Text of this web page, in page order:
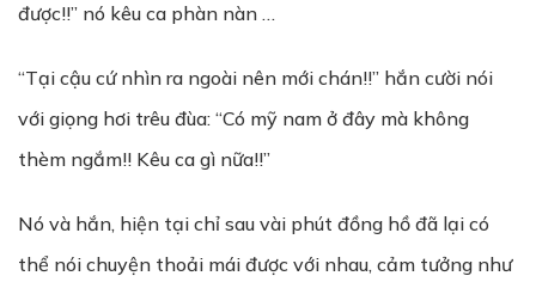
được!!” nó kêu ca phàn nàn …
“Tại cậu cứ nhìn ra ngoài nên mới chán!!” hắn cười nói
với giọng hơi trêu đùa: “Có mỹ nam ở đây mà không
thèm ngắm!! Kêu ca gì nữa!!”
Nó và hắn, hiện tại chỉ sau vài phút đồng hồ đã lại có
thể nói chuyện thoải mái được với nhau, cảm tưởng như